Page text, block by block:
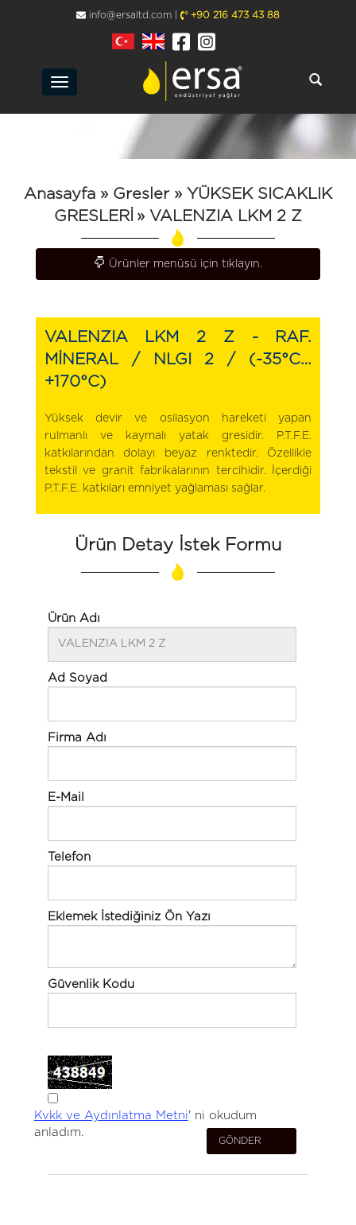
info@ersaltd.com | +90 216 473 43 88
Toggle
Anasayfa » Gresler» YÜKSEK SICAKLIK
GRESLERİ » VALENZIA LKM 2 Z
Toggle navigation
Ürünler menüsü için tıklayın.
VALENZIA LKM 2 Z - RAF.
MİNERAL / NLGI 2 / (-35°C…
+170°C)
Yüksek devir ve osilasyon hareketi yapan
rulmanlı ve kaymalı yatak gresidir. P.T.F.E.
katkılarından dolayı beyaz renktedir. Özellikle
tekstil ve granit fabrikalarının tercihidir. İçerdiği
P.T.F.E. katkıları emniyet yağlaması sağlar.
Ürün Detay İstek Formu
Ürün Adı
Ad Soyad
Firma Adı
E-Mail
Telefon
Eklemek İstediğiniz Ön Yazı
Güvenlik Kodu
Kvkk ve Aydınlatma Metni' ni okudum
anladım.